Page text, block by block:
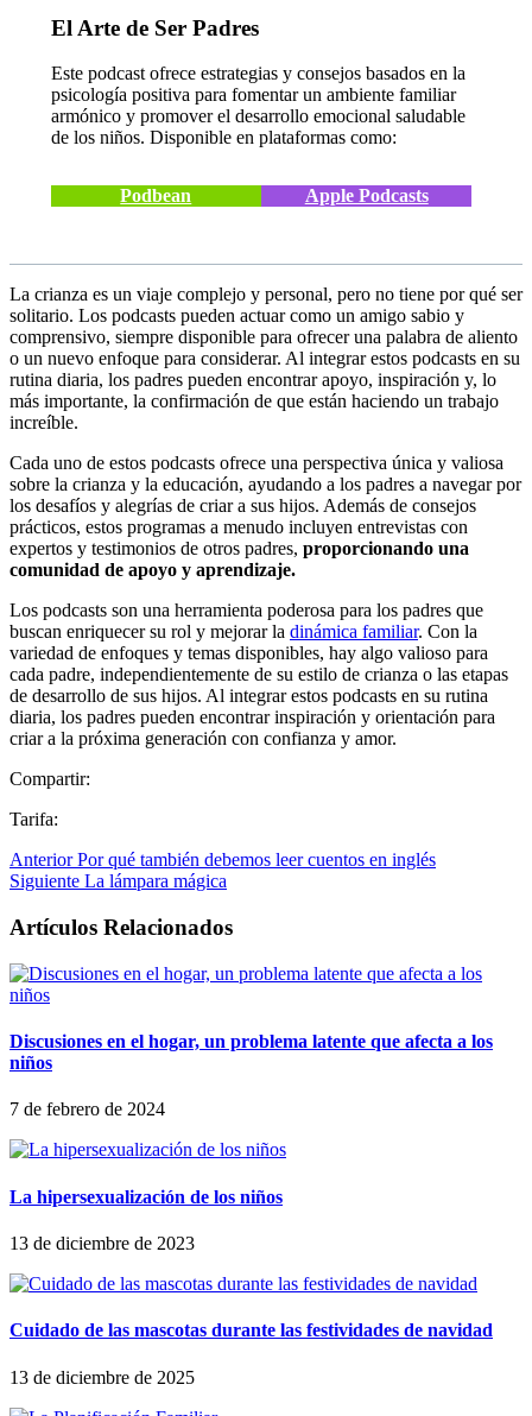
El Arte de Ser Padres
Este podcast ofrece estrategias y consejos basados en la
psicología positiva para fomentar un ambiente familiar
armónico y promover el desarrollo emocional saludable
de los niños. Disponible en plataformas como:
Podbean Apple Podcasts
La crianza es un viaje complejo y personal, pero no tiene por qué ser
solitario. Los podcasts pueden actuar como un amigo sabio y
comprensivo, siempre disponible para ofrecer una palabra de aliento
o un nuevo enfoque para considerar. Al integrar estos podcasts en su
rutina diaria, los padres pueden encontrar apoyo, inspiración y, lo
más importante, la confirmación de que están haciendo un trabajo
increíble.
Cada uno de estos podcasts ofrece una perspectiva única y valiosa
sobre la crianza y la educación, ayudando a los padres a navegar por
los desafíos y alegrías de criar a sus hijos. Además de consejos
prácticos, estos programas a menudo incluyen entrevistas con
expertos y testimonios de otros padres, proporcionando una
comunidad de apoyo y aprendizaje.
Los podcasts son una herramienta poderosa para los padres que
buscan enriquecer su rol y mejorar la dinámica familiar. Con la
variedad de enfoques y temas disponibles, hay algo valioso para
cada padre, independientemente de su estilo de crianza o las etapas
de desarrollo de sus hijos. Al integrar estos podcasts en su rutina
diaria, los padres pueden encontrar inspiración y orientación para
criar a la próxima generación con confianza y amor.
Compartir:
Tarifa:
Anterior Por qué también debemos leer cuentos en inglés
Siguiente La lámpara mágica
Artículos Relacionados
Discusiones en el hogar, un problema latente que afecta a los
niños
7 de febrero de 2024
La hipersexualización de los niños
13 de diciembre de 2023
Cuidado de las mascotas durante las festividades de navidad
13 de diciembre de 2025